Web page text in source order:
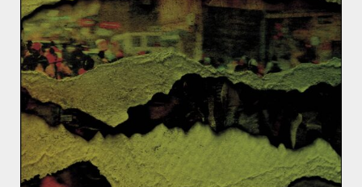
Tamarin, 21 mai 2026 : vue
aérienne de l’embouchure de